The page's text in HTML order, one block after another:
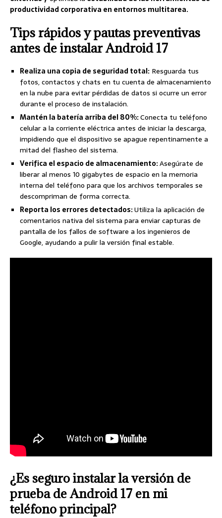
productividad corporativa en entornos multitarea.
Tips rápidos y pautas preventivas
antes de instalar Android 17
Realiza una copia de seguridad total: Resguarda tus
fotos, contactos y chats en tu cuenta de almacenamiento
en la nube para evitar pérdidas de datos si ocurre un error
durante el proceso de instalación.
Mantén la batería arriba del 80%:Conecta tu teléfono
celular a la corriente eléctrica antes de iniciar la descarga,
impidiendo que el dispositivo se apague repentinamente a
mitad del flasheo del sistema.
Verifica el espacio de almacenamiento:Asegúrate de
liberar al menos 10 gigabytes de espacio en la memoria
interna del teléfono para que los archivos temporales se
descompriman de forma correcta.
Reporta los errores detectados:Utiliza la aplicación de
comentarios nativa del sistema para enviar capturas de
pantalla de los fallos de software a los ingenieros de
Google, ayudando a pulir la versión final estable.
¿Es seguro instalar la versión de
prueba de Android 17 en mi
teléfono principal?